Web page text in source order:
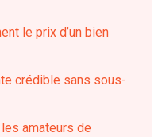
le prix d’un bien
crédible sans sous-
amateurs de